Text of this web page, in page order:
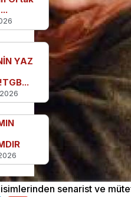
isimlerinden senarist ve
YAZ